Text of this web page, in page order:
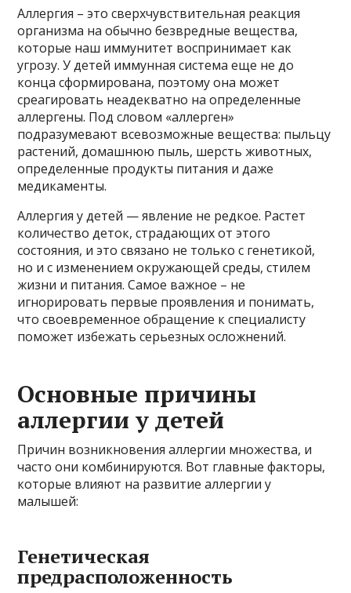
Аллергия – это сверхчувствительная реакция
организма на обычно безвредные вещества,
которые наш иммунитет воспринимает как
угрозу. У детей иммунная система еще не до
конца сформирована, поэтому она может
среагировать неадекватно на определенные
аллергены. Под словом «аллерген»
подразумевают всевозможные вещества: пыльцу
растений, домашнюю пыль, шерсть животных,
определенные продукты питания и даже
медикаменты.
Аллергия у детей — явление не редкое. Растет
количество деток, страдающих от этого
состояния, и это связано не только с генетикой,
но и с изменением окружающей среды, стилем
жизни и питания. Самое важное – не
игнорировать первые проявления и понимать,
что своевременное обращение к специалисту
поможет избежать серьезных осложнений.
Основные причины
аллергии у детей
Причин возникновения аллергии множества, и
часто они комбинируются. Вот главные факторы,
которые влияют на развитие аллергии у
малышей:
Генетическая
предрасположенность